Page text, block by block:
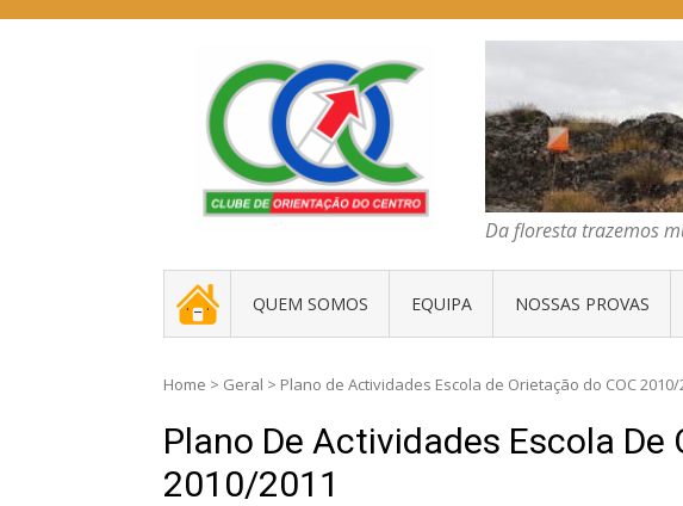
COC – CLUBE DE ORIENTAÇÃO DO
Da floresta trazemos muitas
Da floresta trazemos
. _ . QUEM SOMOS EQUIPA NOSSAS PROVAS
Home > Geral > Plano de Actividades Escola de Orietação do COC 2010/
Plano De Actividades Escola De
2010/2011